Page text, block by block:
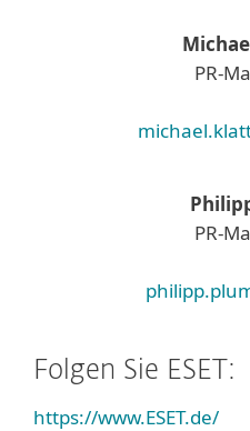
PR-
PR-
Folgen Sie ESET:
https://www.ESET.de/